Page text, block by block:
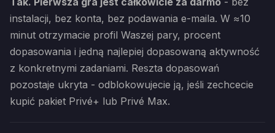
instalacji, bez konta, bez podawania e-maila. W ≈10
minut otrzymacie profil Waszej pary, procent
dopasowania i jedną najlepiej dopasowaną aktywność
z konkretnymi zadaniami. Reszta dopasowań
pozostaje ukryta - odblokowujecie ją, jeśli zechcecie
kupić pakiet Privé+ lub Privé Max.